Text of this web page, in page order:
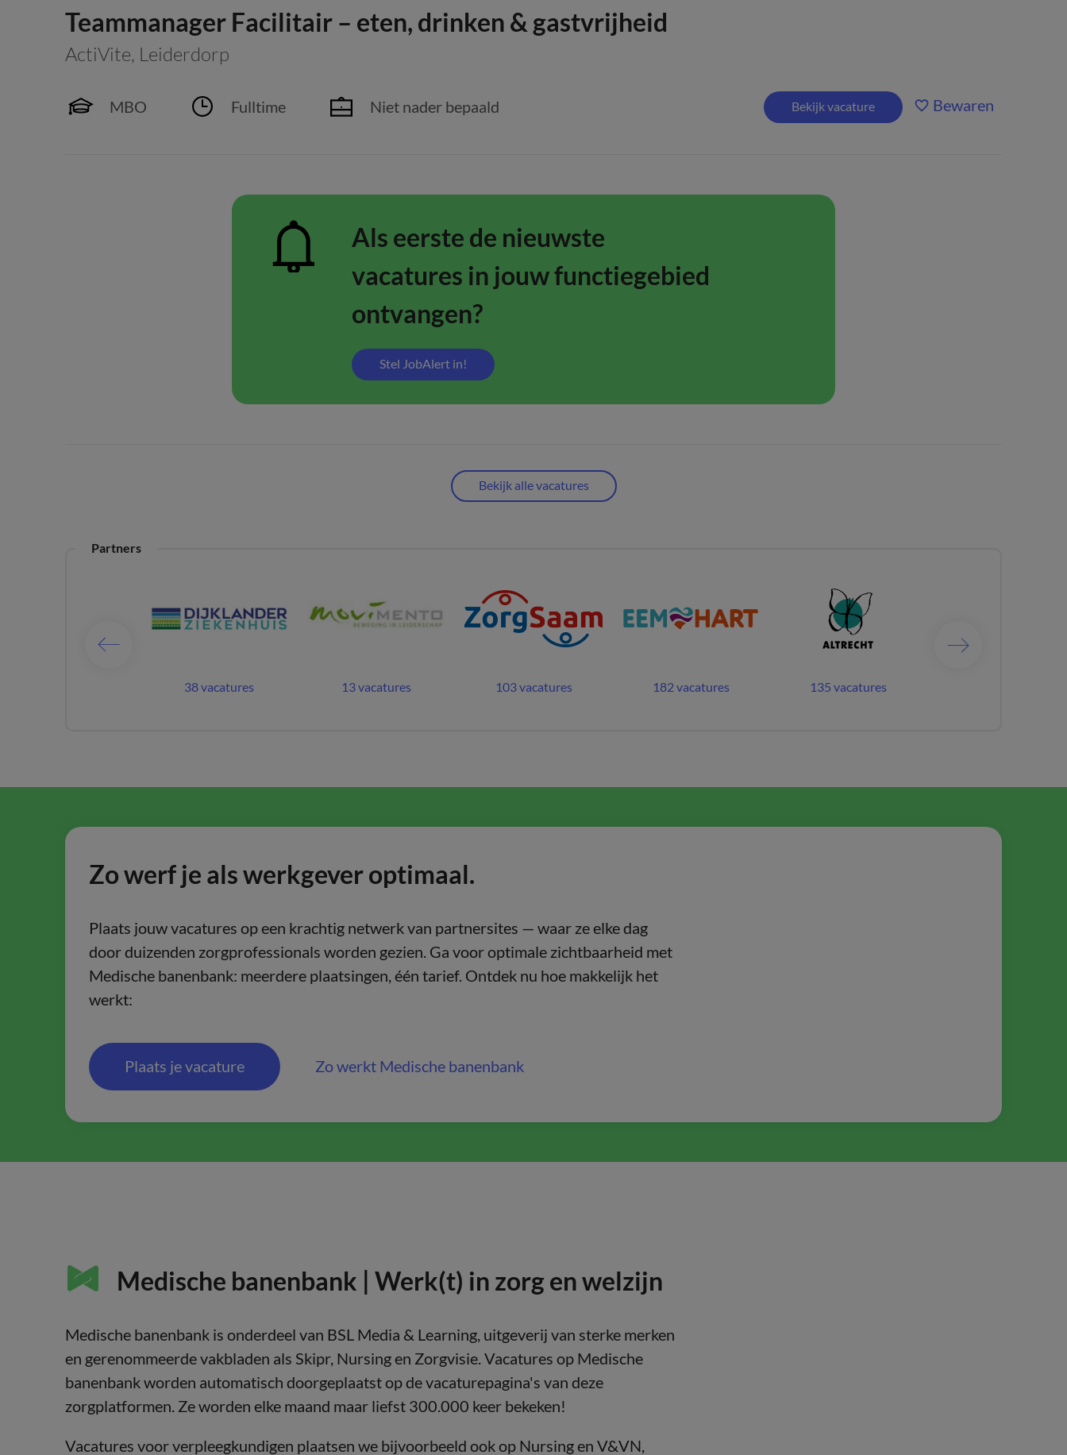
Teammanager Facilitair – eten, drinken & gastvrijheid
ActiVite, Leiderdorp
MBO Fulltime Niet nader bepaald Bekijk vacature Bewaren
Als eerste de nieuwste
vacatures in jouw functiegebied
ontvangen?
Stel JobAlert in!
Bekijk alle vacatures
Partners
38 vacatures 13 vacatures 103 vacatures 182 vacatures 135 vacatures
Zo werf je als werkgever optimaal.
Plaats jouw vacatures op een krachtig netwerk van partnersites — waar ze elke dag
door duizenden zorgprofessionals worden gezien. Ga voor optimale zichtbaarheid met
Medische banenbank: meerdere plaatsingen, één tarief. Ontdek nu hoe makkelijk het
werkt:
Plaats je vacature Zo werkt Medische banenbank
Medische banenbank | Werk(t) in zorg en welzijn
Medische banenbank is onderdeel van BSL Media & Learning, uitgeverij van sterke merken
en gerenommeerde vakbladen als Skipr, Nursing en Zorgvisie. Vacatures op Medische
banenbank worden automatisch doorgeplaatst op de vacaturepagina's van deze
zorgplatformen. Ze worden elke maand maar liefst 300.000 keer bekeken!
Vacatures voor verpleegkundigen plaatsen we bijvoorbeeld ook op Nursing en V&VN,